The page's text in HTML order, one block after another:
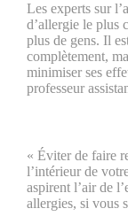
Les experts sur
d’allergie le plus
plus de gens. Il
complètement,
minimiser ses
professeur
« Éviter de faire
l’intérieur de
aspirent l’air de
allergies, si vous